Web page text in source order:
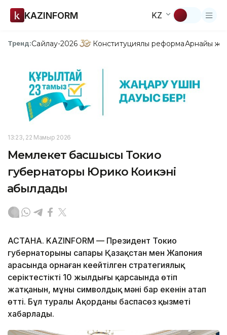
KAZINFORM KZ
Тренд:Сайлау-2026 Конституциялық реформаАрнайы
13:23, 22 Мамыр 2026
Мемлекет басшысы Токио
губернаторы Юрико Коикэні
қабылдады
АСТАНА. KAZINFORM — Президент Токио
губернаторының сапары Қазақстан мен Жапония
арасында орнаған кеңейтілген стратегиялық
серіктестіктің 10 жылдығы қарсаңында өтіп
жатқанын, мұның символдық мәні бар екенін атап
өтті. Бұл туралы Ақорданың баспасөз қызметі
хабарлады.